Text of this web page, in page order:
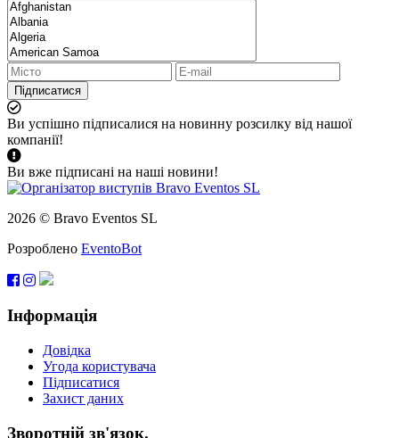
Підписатися
Ви успішно підписалися на новинну розсилку від нашої
компанії!
Ви вже підписані на наші новини!
2026 © Bravo Eventos SL
Розроблено EventoBot
Інформація
Довідка
Угода користувача
Підписатися
Захист даних
Зворотній зв'язок.